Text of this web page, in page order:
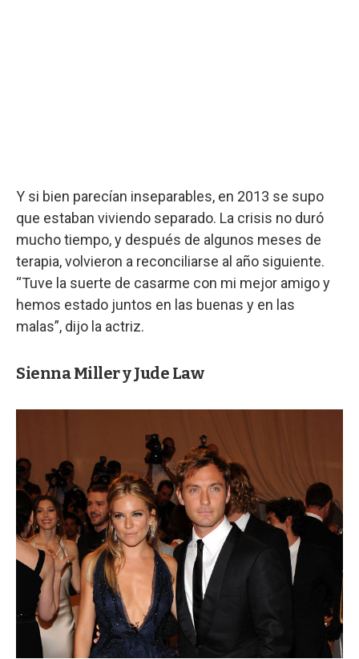
Y si bien parecían inseparables, en 2013 se supo
que estaban viviendo separado. La crisis no duró
mucho tiempo, y después de algunos meses de
terapia, volvieron a reconciliarse al año siguiente.
“Tuve la suerte de casarme con mi mejor amigo y
hemos estado juntos en las buenas y en las
malas”, dijo la actriz.
Sienna Miller y Jude Law